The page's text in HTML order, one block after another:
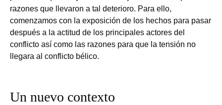
razones que llevaron a tal deterioro. Para ello,
comenzamos con la exposición de los hechos para pasar
después a la actitud de los principales actores del
conflicto así como las razones para que la tensión no
llegara al conflicto bélico.
Un nuevo contexto